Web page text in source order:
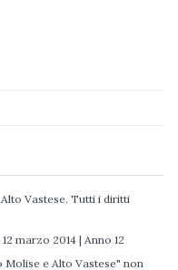
Vastese. Tutti i diritti
marzo 2014 | Anno 12
e Alto Vastese" non